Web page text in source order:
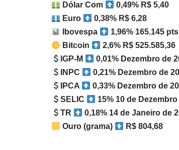
Dólar Com
0,49% R$ 5,40
Euro
0,38% R$ 6,28
Ibovespa
1,96% 165.145 pts
Bitcoin
2,6% R$ 525.585,36
IGP-M
0,01% Dezembro de
INPC
0,21% Dezembro de
IPCA
0,33% Dezembro de
SELIC
15% 10 de
TR
0,18% 14 de Janeiro de
Ouro (grama)
R$ 804,68